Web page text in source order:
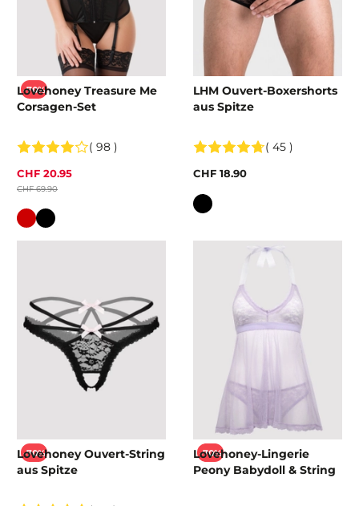
-70%
Lovehoney Treasure Me
Corsagen-Set
( 98 )
CHF 20.95
CHF 69.90
Farbe
LHM Ouvert-Boxershorts
aus Spitze
( 45 )
CHF 18.90
Farbe
-70%
Lovehoney Ouvert-String
aus Spitze
-70%
Lovehoney-Lingerie
Peony Babydoll & String